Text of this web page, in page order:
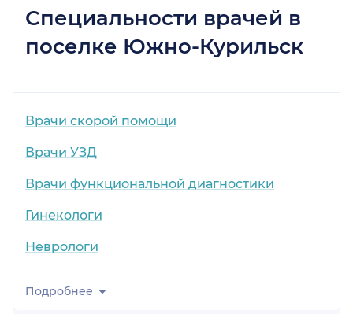
Специальности врачей в
поселке Южно-Курильск
Врачи скорой помощи
Врачи УЗД
Врачи функциональной диагностики
Гинекологи
Неврологи
Подробнее